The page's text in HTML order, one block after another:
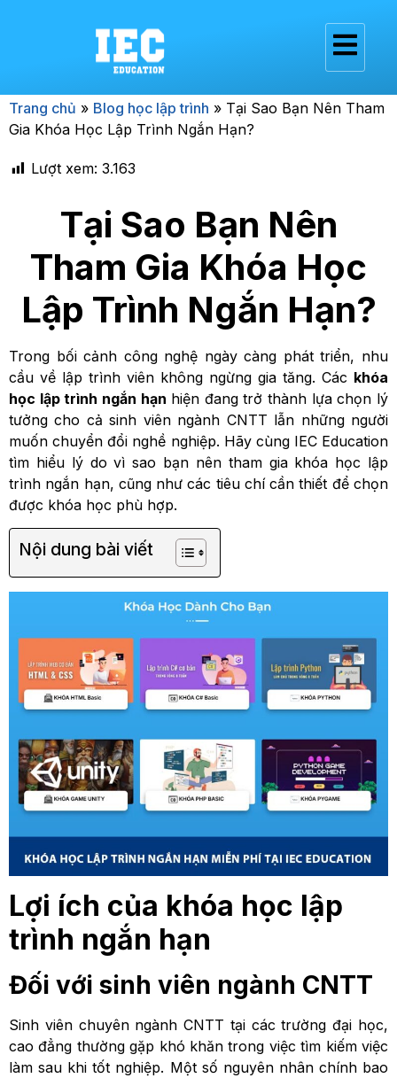
Trang chủ » Blog học lập trình » Tại Sao Bạn Nên Tham
Gia Khóa Học Lập Trình Ngắn Hạn?
Lượt xem: 3.163
Tại Sao Bạn Nên
Tham Gia Khóa Học
Lập Trình Ngắn Hạn?
Trong bối cảnh công nghệ ngày càng phát triển, nhu
cầu về lập trình viên không ngừng gia tăng. Các khóa
học lập trình ngắn hạn hiện đang trở thành lựa chọn lý
tưởng cho cả sinh viên ngành CNTT lẫn những người
muốn chuyển đổi nghề nghiệp. Hãy cùng IEC Education
tìm hiểu lý do vì sao bạn nên tham gia khóa học lập
trình ngắn hạn, cũng như các tiêu chí cần thiết để chọn
được khóa học phù hợp.
Nội dung bài viết
Lợi ích của khóa học lập
trình ngắn hạn
Đối với sinh viên ngành CNTT
Sinh viên chuyên ngành CNTT tại các trường đại học,
cao đẳng thường gặp khó khăn trong việc tìm kiếm việc
làm sau khi tốt nghiệp. Một số nguyên nhân chính bao